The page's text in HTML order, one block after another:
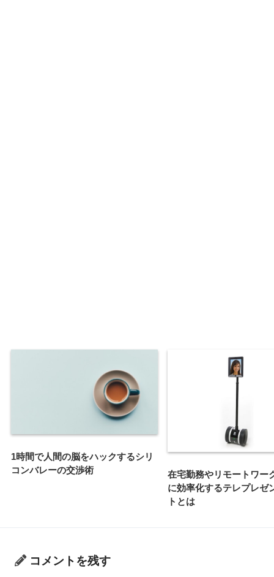
1時間で人間の脳をハックするシリ
コンバレーの交渉術
在宅勤務やリモートワー
に効率化するテレプレゼ
トとは
コメントを残す